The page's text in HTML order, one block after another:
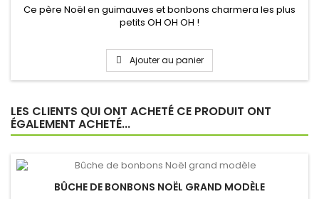
Ce père Noël en guimauves et bonbons charmera les plus
petits OH OH OH !
Ajouter au panier
LES CLIENTS QUI ONT ACHETÉ CE PRODUIT ONT
ÉGALEMENT ACHETÉ...
BÛCHE DE BONBONS NOËL GRAND MODÈLE